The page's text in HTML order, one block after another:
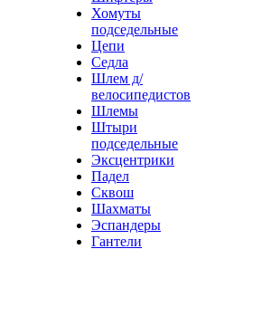
Хомуты
подседельные
Цепи
Седла
Шлем д/
велосипедистов
Шлемы
Штыри
подседельные
Эксцентрики
Падел
Сквош
Шахматы
Эспандеры
Гантели